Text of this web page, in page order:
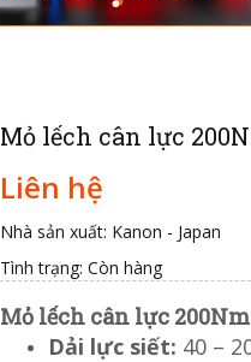
Mỏ lếch cân lực
Liên hệ
Nhà sản xuất: Kanon - Japan
Tình trạng: Còn hàng
Mỏ lếch cân lực
Dải lực siết: 40 –